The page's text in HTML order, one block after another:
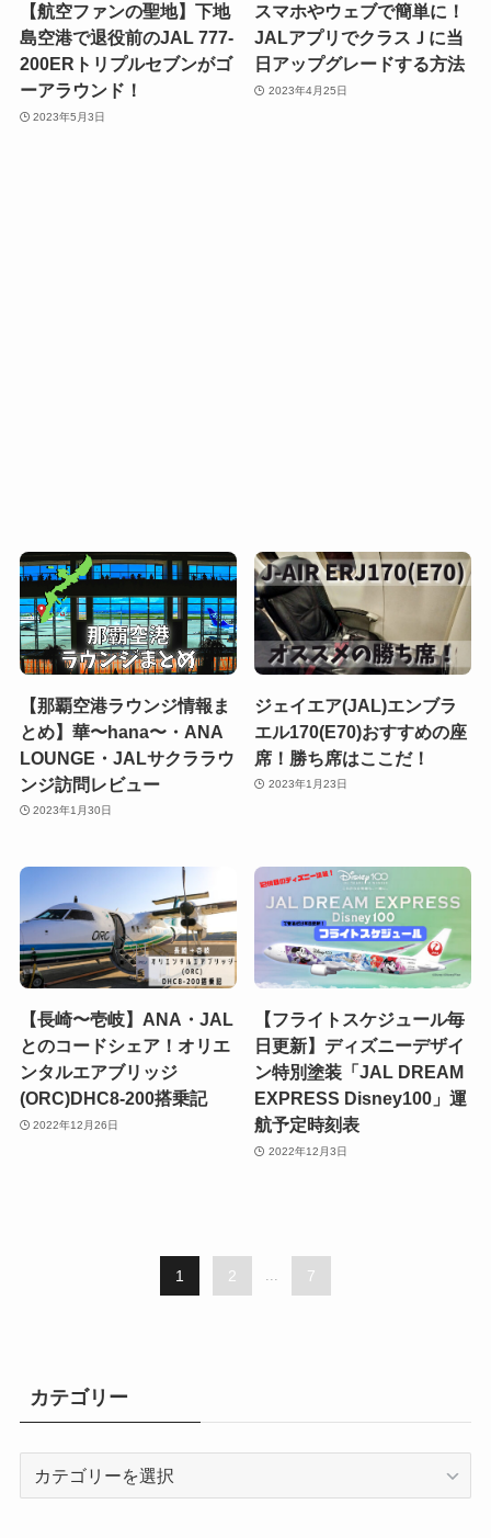
【航空ファンの聖地】下地
島空港で退役前のJAL 777-
200ERトリプルセブンがゴ
ーアラウンド！
2023年5月3日
スマホやウェブで簡単に！
JALアプリでクラスＪに当
日アップグレードする方法
2023年4月25日
【那覇空港ラウンジ情報ま
とめ】華〜hana〜・ANA
LOUNGE・JALサクララウ
ンジ訪問レビュー
2023年1月30日
ジェイエア(JAL)エンブラ
エル170(E70)おすすめの座
席！勝ち席はここだ！
2023年1月23日
【長崎〜壱岐】ANA・JAL
とのコードシェア！オリエ
ンタルエアブリッジ
(ORC)DHC8-200搭乗記
2022年12月26日
【フライトスケジュール毎
日更新】ディズニーデザイ
ン特別塗装「JAL DREAM
EXPRESS Disney100」運
航予定時刻表
2022年12月3日
1 2 ... 7
カテゴリー